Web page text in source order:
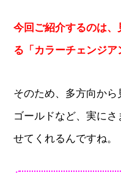
今回ご紹介するのは
る「カラーチェンジア
そのため、多方向から
ゴールドなど、実に
せてくれるんですね。